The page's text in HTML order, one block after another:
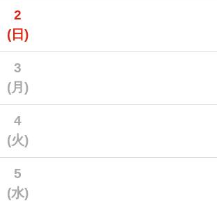
2
(日)
3
(月)
4
(火)
5
(水)